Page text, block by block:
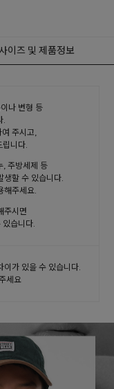
사이즈 및 제품정보
나 변형 등
.
주시고,
립니다.
, 주방세제 등
생할 수 있습니다.
해주세요.
주시면
있습니다.
이가 있을 수 있습니다.
세요